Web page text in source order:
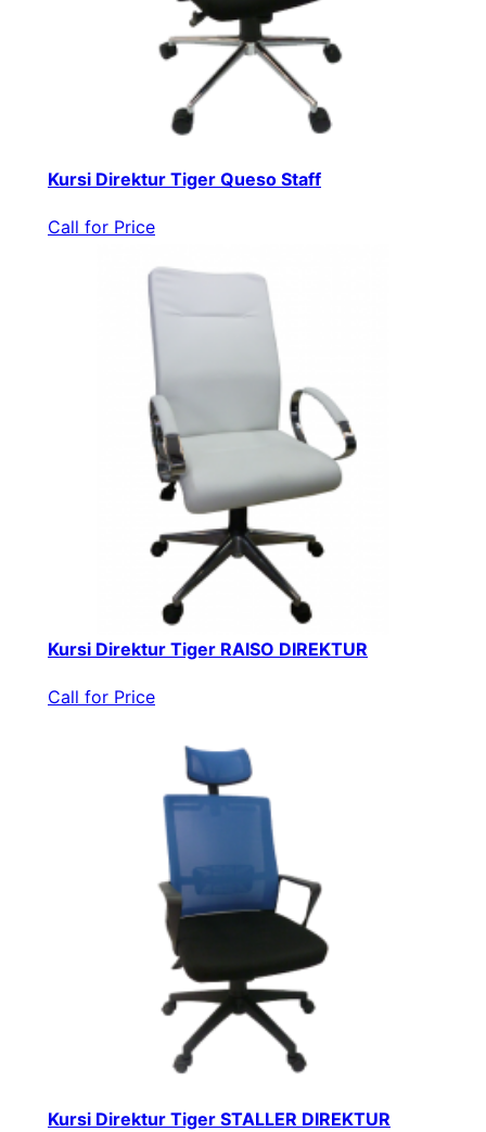
Kursi Direktur Tiger Queso Staff
Call for Price
Kursi Direktur Tiger RAISO DIREKTUR
Call for Price
Kursi Direktur Tiger STALLER DIREKTUR